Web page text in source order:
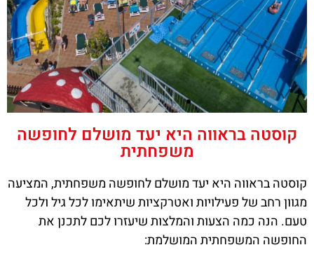
Hotel Rosamar
Garden Resort 4
קוסטה בראווה היא יעד מושלם לחופשה
משפחתית
קוסטה בראווה היא יעד מושלם לחופשה משפחתית, המציעה
מגוון רחב של פעילויות ואטרקציות שיתאימו לכל גיל ולכל
טעם. הנה כמה הצעות והמלצות שיעזרו לכם לתכנן את
החופשה המשפחתית המושלמת: